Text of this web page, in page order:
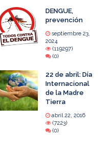
DENGUE,
prevención
septiembre 23,
2024
(119297)
(0)
22 de abril: Día
Internacional
de la Madre
Tierra
abril 22, 2016
(7223)
(0)